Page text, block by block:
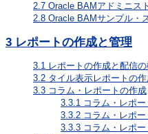
2.7 Oracle BAMアドミニス
2.8 Oracle BAMサンプル・
3 レポートの作成と管理
3.1 レポートの作成と配信
3.2 タイル表示レポートの
3.3 コラム・レポートの作成
3.3.1 コラム・レポ
3.3.2 コラム・レポ
3.3.3 コラム・レポ